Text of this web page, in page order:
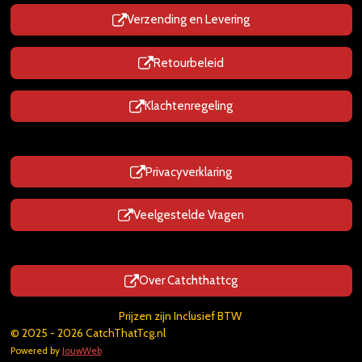
Verzending en Levering
Retourbeleid
Klachtenregeling
Privacyverklaring
Veelgestelde Vragen
Over Catchthattcg
Prijzen zijn Inclusief BTW
© 2025 - 2026 CatchThatTcg.nl
Powered by JouwWeb